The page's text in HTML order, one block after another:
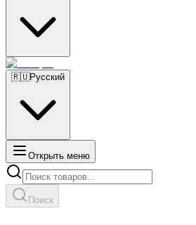
🇷🇺Русский
Открыть меню
Поиск